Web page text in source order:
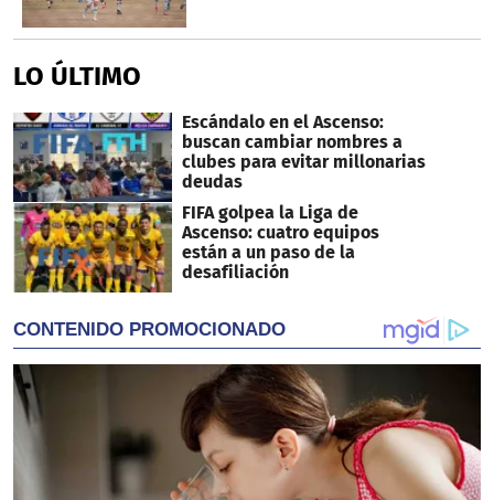
LO ÚLTIMO
Escándalo en el Ascenso:
buscan cambiar nombres a
clubes para evitar millonarias
deudas
FIFA golpea la Liga de
Ascenso: cuatro equipos
están a un paso de la
desafiliación